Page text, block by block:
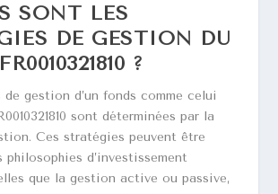
SONT LES
DE GESTION DU
?
gestion d’un fonds comme celui
sont déterminées par la
Ces stratégies peuvent être
philosophies d’investissement
que la gestion active ou passive,